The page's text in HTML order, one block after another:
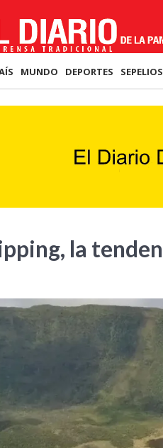
MUNDO DEPORTES SEPELIOS
la